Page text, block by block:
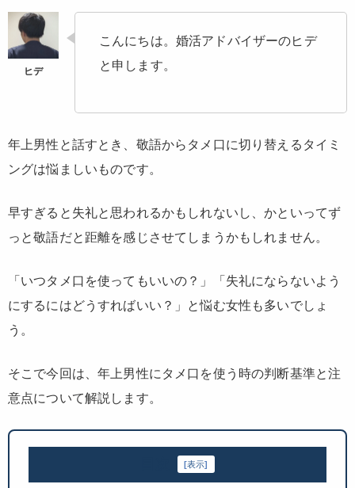
こんにちは。婚活アドバイザーのヒデ
と申します。
年上男性と話すとき、敬語からタメ口に切り替えるタイミ
ングは悩ましいものです。
早すぎると失礼と思われるかもしれないし、かといってず
っと敬語だと距離を感じさせてしまうかもしれません。
「いつタメ口を使ってもいいの？」「失礼にならないよう
にするにはどうすればいい？」と悩む女性も多いでしょ
う。
そこで今回は、年上男性にタメ口を使う時の判断基準と注
意点について解説します。
[表示]